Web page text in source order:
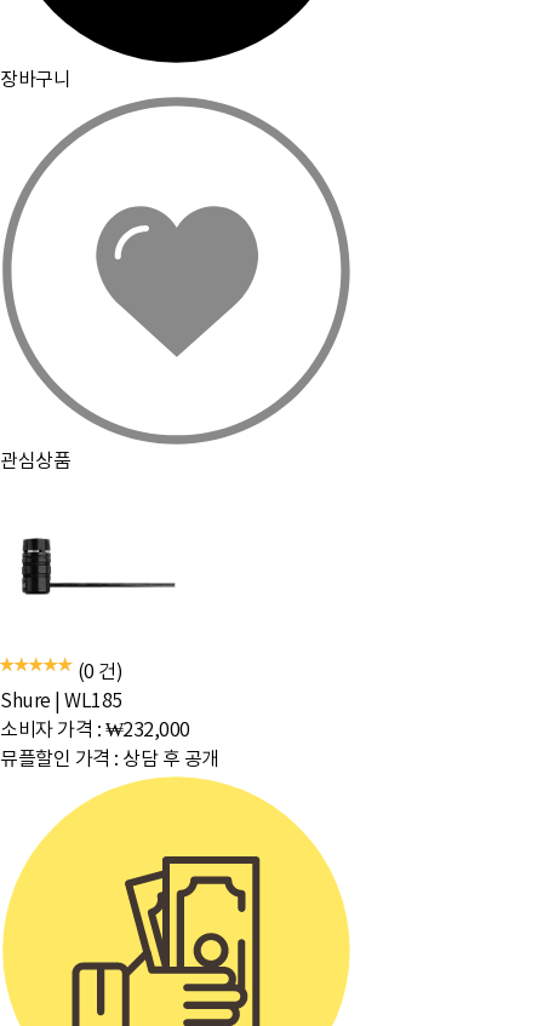
장바구니
관심상품
(0 건)
Shure
WL185
소비자 가격 : ₩232,000
뮤플할인 가격 : 상담 후 공개